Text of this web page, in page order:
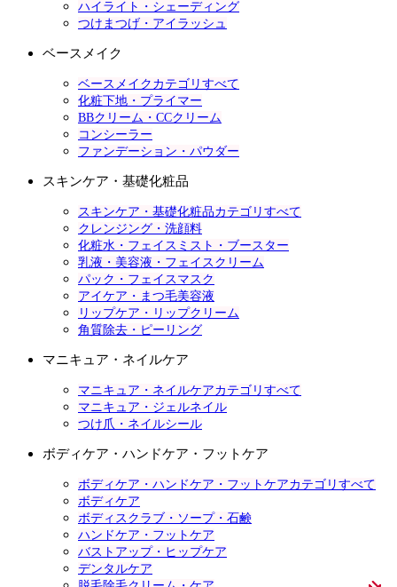
ハイライト・シェーディング
つけまつげ・アイラッシュ
ベースメイク
ベースメイクカテゴリすべて
化粧下地・プライマー
BBクリーム・CCクリーム
コンシーラー
ファンデーション・パウダー
スキンケア・基礎化粧品
スキンケア・基礎化粧品カテゴリすべて
クレンジング・洗顔料
化粧水・フェイスミスト・ブースター
乳液・美容液・フェイスクリーム
パック・フェイスマスク
アイケア・まつ毛美容液
リップケア・リップクリーム
角質除去・ピーリング
マニキュア・ネイルケア
マニキュア・ネイルケアカテゴリすべて
マニキュア・ジェルネイル
つけ爪・ネイルシール
ボディケア・ハンドケア・フットケア
ボディケア・ハンドケア・フットケアカテゴリすべて
ボディケア
ボディスクラブ・ソープ・石鹸
ハンドケア・フットケア
バストアップ・ヒップケア
デンタルケア